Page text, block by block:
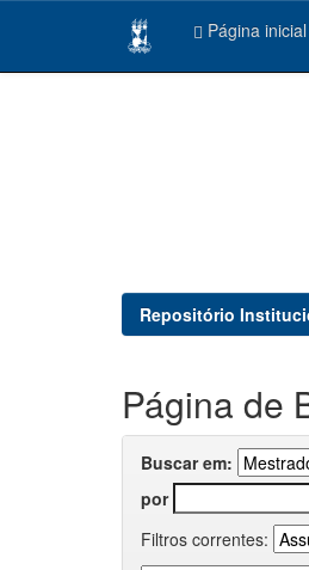
Página inicial
Repositório
Página de
Buscar em:
por
Filtros correntes: